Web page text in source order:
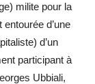
milite pour la
d’une
d’un
participant à
Ubbiali,